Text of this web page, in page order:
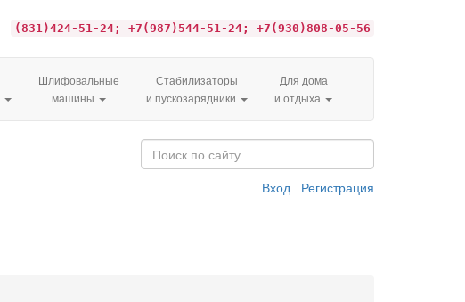
(831)424-51-24; +7(987)544-51-24; +7(930)808-05-56
Шлифовальные
машины
Стабилизаторы
и пускозарядники
Для дома
и отдыха
Вход Регистрация